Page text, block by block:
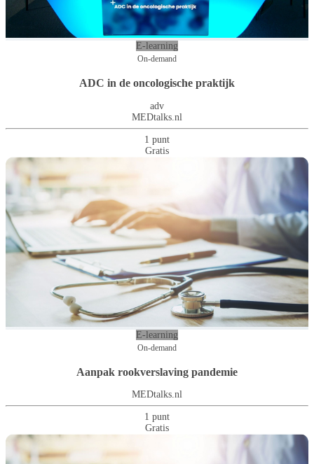
E-learning
On-demand
ADC in de oncologische praktijk
adv
MEDtalks.nl
1 punt
Gratis
E-learning
On-demand
Aanpak rookverslaving pandemie
MEDtalks.nl
1 punt
Gratis